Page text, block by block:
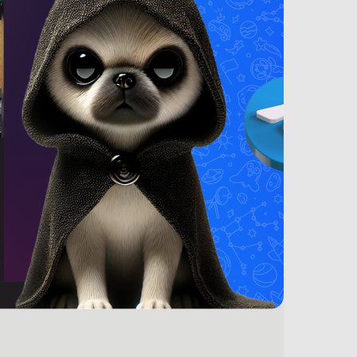
вопрос —